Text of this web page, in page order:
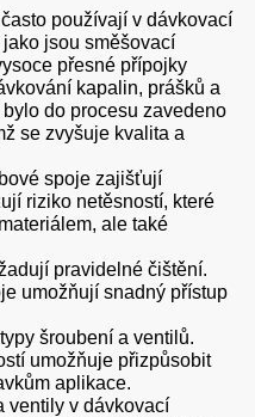
používají v dávkovací
jsou směšovací
přesné přípojky
kapalin, prášků a
do procesu zavedeno
se zvyšuje kvalita a
spoje zajišťují
riziko netěsností, které
ale také
pravidelné čištění.
umožňují snadný přístup
šroubení a ventilů.
umožňuje přizpůsobit
aplikace.
ventily v dávkovací